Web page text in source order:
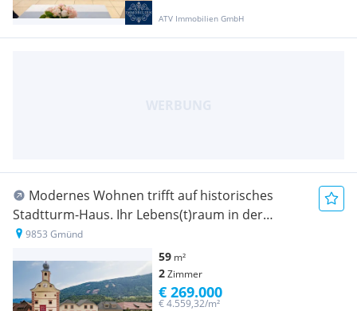
ATV Immobilien GmbH
Modernes Wohnen trifft auf historisches
Stadtturm-Haus. Ihr Lebens(t)raum in der
Künstlerstadt Gmünd. PROVISIONSFREI FÜR DEN
9853 Gmünd
59 m²
2Zimmer
€ 4.559,32/m²
€ 269.000